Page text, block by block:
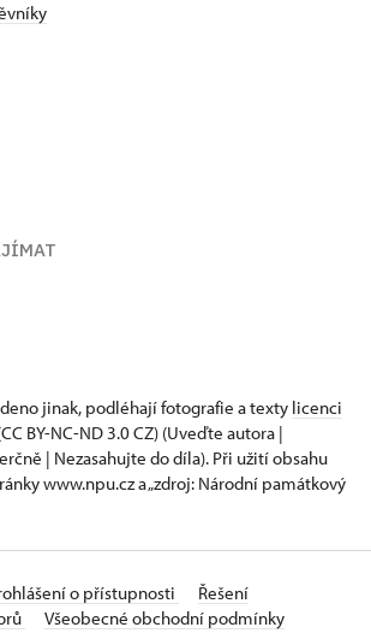
jinak, podléhají fotografie a texty licenci
BY-NC-ND 3.0 CZ) (Uveďte autora |
| Nezasahujte do díla). Při užití obsahu
www.npu.cz a „zdroj: Národní památkový
o přístupnosti
Řešení
Všeobecné obchodní podmínky